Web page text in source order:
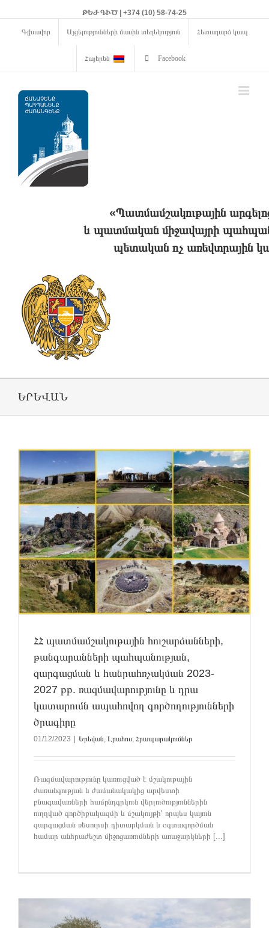
ԹԵԺ ԳԻԾ | +374 (10) 58-74-25
Գլխավոր Այցելությունների մասին տեղեկություն Հետադարձ կապ
Հայերեն Facebook
«Պատմամշակութային
և պատմական միջավայրի
պետական ոչ առեվտրային
ԵՐԵՎԱՆ
ՀՀ պատմամշակութային հուշարձանների,
թանգարանների պահպանության,
զարգացման և հանրահռչակման 2023-
2027 թթ. ռազմավարությունը և դրա
կատարումն ապահովող գործողությունների
ծրագիրը
01/12/2023 Երեվան, Լրահոս, Հրապարակումներ
Ռազմավարությունը կառուցված է մշակութային
ժառանգության և ժամանակակից արվեստի
բնագավառների համընդգրկուն վերլուծություններին
ուղղված գործիքակազմի և մշակույթի՝ որպես կայուն
զարգացման ռեսուրսի դիտարկման և օգտագործման
համար անհրաժեշտ միջոցառումների առաջարկների [...]